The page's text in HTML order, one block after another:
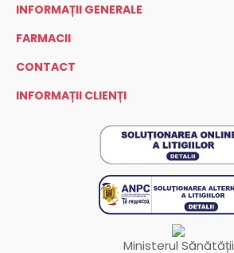
INFORMAȚII GENERALE
FARMACII
CONTACT
INFORMAȚII CLIENȚI
Ministerul Sănătății